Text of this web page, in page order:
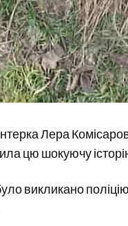
Лера
цю шокуючу
викликано